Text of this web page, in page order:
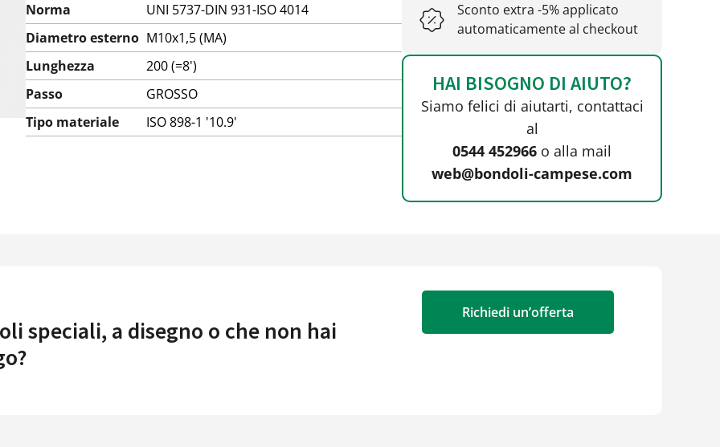
Norma
UNI 5737-DIN 931-ISO 4014
Diametro esterno M10x1,5 (MA)
Lunghezza
200 (=8')
Passo
GROSSO
Tipo materiale
ISO 898-1 '10.9'
Sconto extra -5% applicato
automaticamente al checkout
HAI BISOGNO DI AIUTO?
Siamo felici di aiutarti, contattaci
al
0544 452966 o alla mail
web@bondoli-campese.com
speciali, a disegno o che non hai
Richiedi un’offerta